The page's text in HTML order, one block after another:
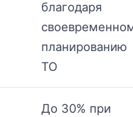
благодаря
планированию
ТО
До 30% при